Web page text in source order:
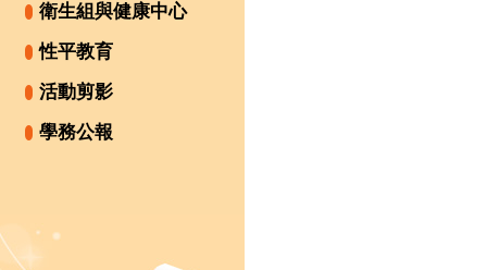
衛生組與健康中心
性平教育
活動剪影
學務公報